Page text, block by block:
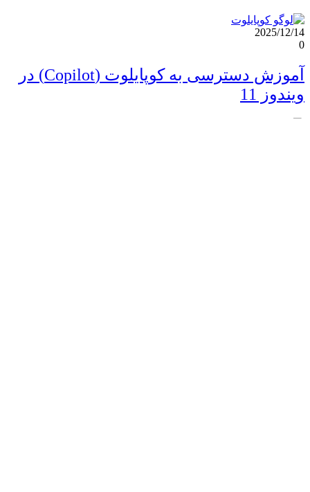
2025/12/14
0
آموزش دسترسی به کوپایلوت (Copilot) در
ویندوز 11